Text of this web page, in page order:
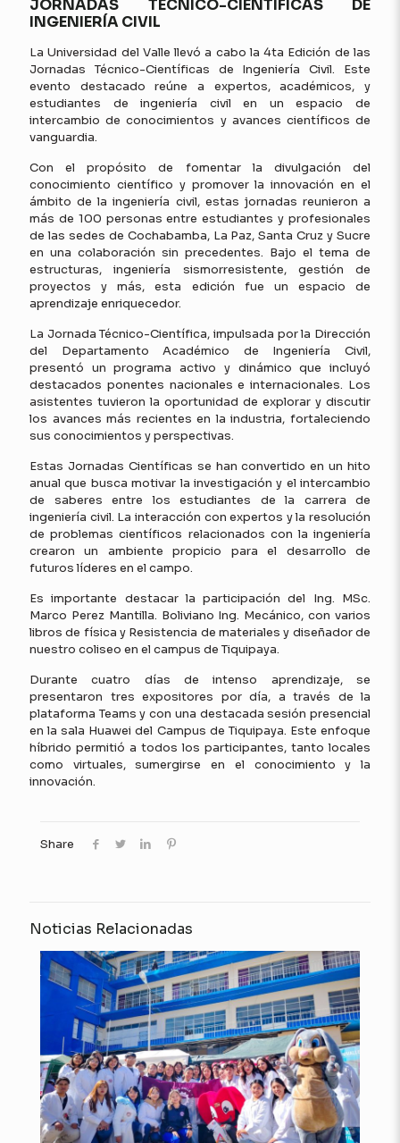
JORNADAS TÉCNICO-CIENTÍFICAS DE
INGENIERÍA CIVIL
La Universidad del Valle llevó a cabo la 4ta Edición de las
Jornadas Técnico-Científicas de Ingeniería Civil. Este
evento destacado reúne a expertos, académicos, y
estudiantes de ingeniería civil en un espacio de
intercambio de conocimientos y avances científicos de
vanguardia.
Con el propósito de fomentar la divulgación del
conocimiento científico y promover la innovación en el
ámbito de la ingeniería civil, estas jornadas reunieron a
más de 100 personas entre estudiantes y profesionales
de las sedes de Cochabamba, La Paz, Santa Cruz y Sucre
en una colaboración sin precedentes. Bajo el tema de
estructuras, ingeniería sismorresistente, gestión de
proyectos y más, esta edición fue un espacio de
aprendizaje enriquecedor.
La Jornada Técnico-Científica, impulsada por la Dirección
del Departamento Académico de Ingeniería Civil,
presentó un programa activo y dinámico que incluyó
destacados ponentes nacionales e internacionales. Los
asistentes tuvieron la oportunidad de explorar y discutir
los avances más recientes en la industria, fortaleciendo
sus conocimientos y perspectivas.
Estas Jornadas Científicas se han convertido en un hito
anual que busca motivar la investigación y el intercambio
de saberes entre los estudiantes de la carrera de
ingeniería civil. La interacción con expertos y la resolución
de problemas científicos relacionados con la ingeniería
crearon un ambiente propicio para el desarrollo de
futuros líderes en el campo.
Es importante destacar la participación del Ing. MSc.
Marco Perez Mantilla. Boliviano Ing. Mecánico, con varios
libros de física y Resistencia de materiales y diseñador de
nuestro coliseo en el campus de Tiquipaya.
Durante cuatro días de intenso aprendizaje, se
presentaron tres expositores por día, a través de la
plataforma Teams y con una destacada sesión presencial
en la sala Huawei del Campus de Tiquipaya. Este enfoque
híbrido permitió a todos los participantes, tanto locales
como virtuales, sumergirse en el conocimiento y la
innovación.
Share
Noticias Relacionadas